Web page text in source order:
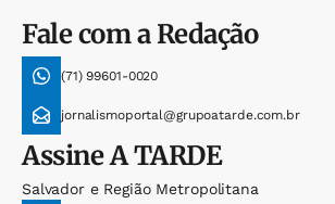
Fale com a Redação
(71) 99601-0020
jornalismoportal@grupoatarde.com.br
AssineA TARDE
Salvador e Região Metropolitana